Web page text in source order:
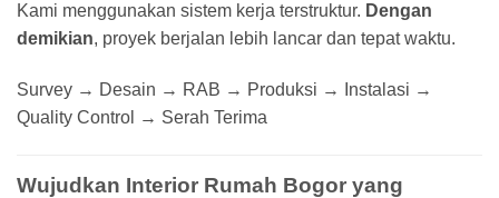
Kami menggunakan sistem kerja terstruktur. Dengan
demikian, proyek berjalan lebih lancar dan tepat waktu.
Survey → Desain → RAB → Produksi → Instalasi →
Quality Control → Serah Terima
Wujudkan Interior Rumah Bogor yang